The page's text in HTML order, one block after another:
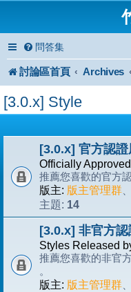
問答集
討論區首頁 Archives
[3.0.x] Style
[3.0.x] 官方認證
Officially
推薦您喜歡的官方
版主: 版主管理群
主題: 14
[3.0.x] 非官方
Styles Released
推薦您喜歡的非官
。
版主: 版主管理群